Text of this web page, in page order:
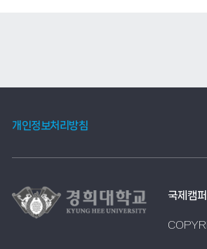
개인정보처리방침
국제캠